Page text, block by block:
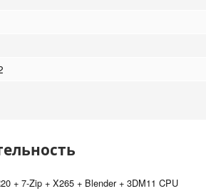
+ 7-Zip + X265 + Blender + 3DM11 CPU